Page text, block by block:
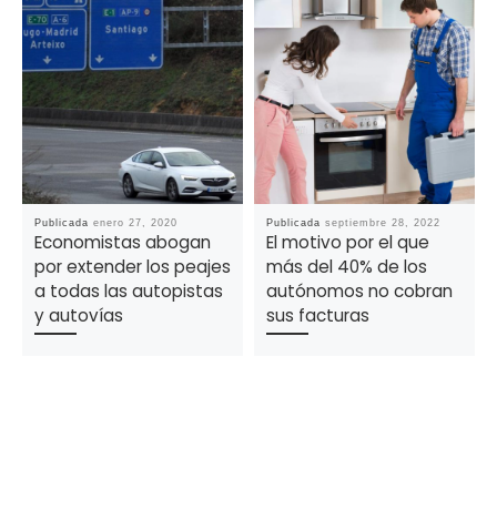
Publicada enero 27, 2020
Economistas abogan
por extender los peajes
a todas las autopistas
y autovías
Publicada septiembre 28, 2022
El motivo por el que
más del 40% de los
autónomos no cobran
sus facturas